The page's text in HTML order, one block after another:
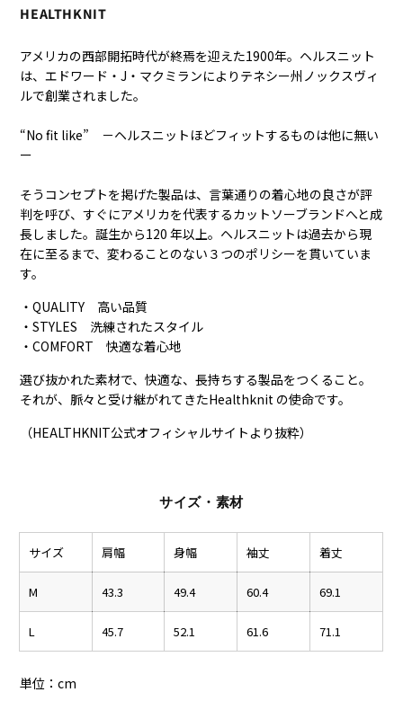
HEALTHKNIT
アメリカの西部開拓時代が終焉を迎えた1900年。ヘルスニット
は、エドワード・J・マクミランによりテネシー州ノックスヴィ
ルで創業されました。
“No fit like” －ヘルスニットほどフィットするものは他に無い
ー
そうコンセプトを掲げた製品は、言葉通りの着心地の良さが評
判を呼び、すぐにアメリカを代表するカットソーブランドへと成
長しました。誕生から120 年以上。ヘルスニットは過去から現
在に至るまで、変わることのない３つのポリシーを貫いていま
す。
・QUALITY 高い品質
・STYLES 洗練されたスタイル
・COMFORT 快適な着心地
選び抜かれた素材で、快適な、長持ちする製品をつくること。
それが、脈々と受け継がれてきたHealthknit の使命です。
（HEALTHKNIT公式オフィシャルサイトより抜粋）
サイズ・素材
サイズ 肩幅 身幅 袖丈 着丈
M 43.3 49.4 60.4 69.1
L 45.7 52.1 61.6 71.1
単位：cm